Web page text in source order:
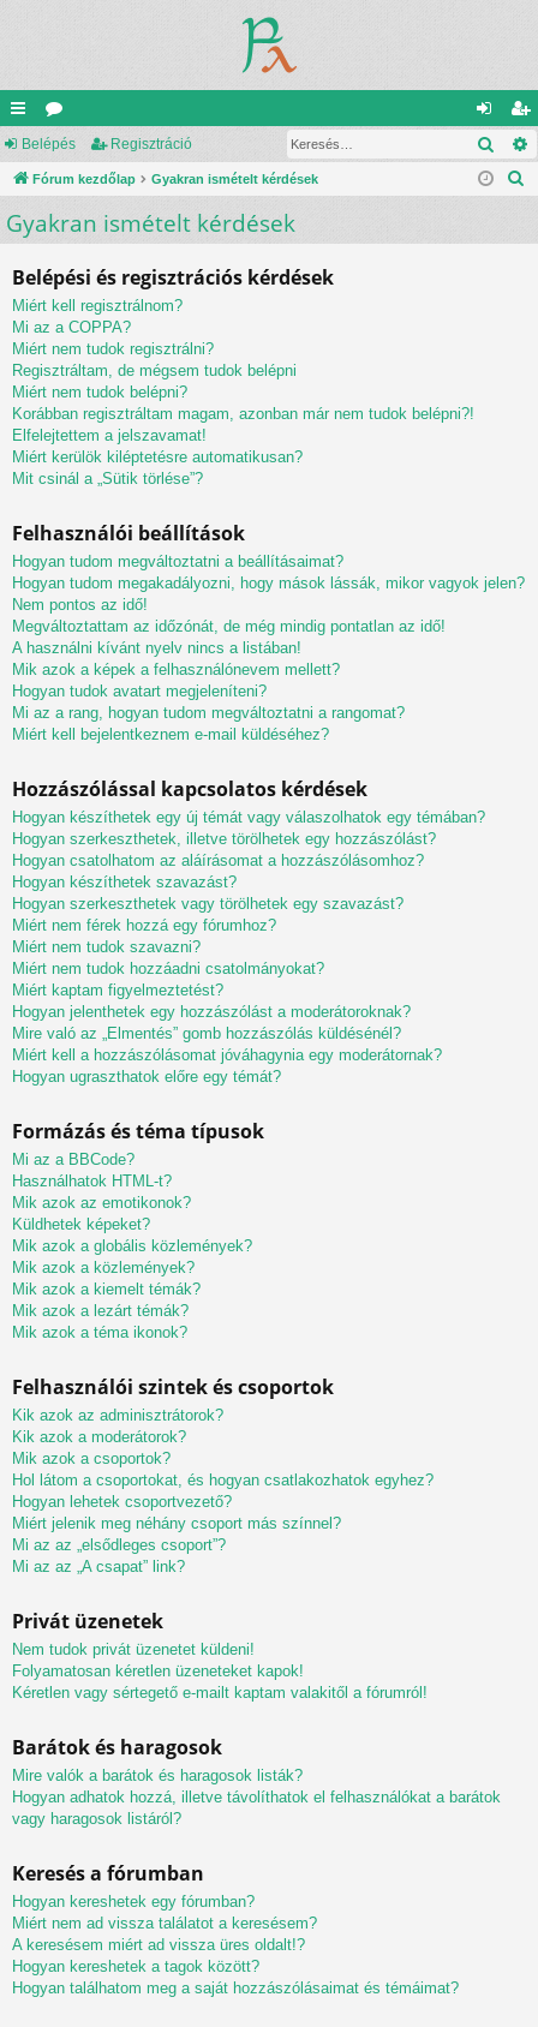
yo
rs
lin
k
ór
u
m
el
ép
eg
is
Belépés Regisztráció
Fórum kezdőlap Gyakran ismételt kérdések
Gyakran ismételt kérdések
Belépési és regisztrációs kérdések
Miért kell regisztrálnom?
Mi az a COPPA?
Miért nem tudok regisztrálni?
Regisztráltam, de mégsem tudok belépni
Miért nem tudok belépni?
Korábban regisztráltam magam, azonban már nem tudok belépni?!
Elfelejtettem a jelszavamat!
Miért kerülök kiléptetésre automatikusan?
Mit csinál a „Sütik törlése”?
Felhasználói beállítások
Hogyan tudom megváltoztatni a beállításaimat?
Hogyan tudom megakadályozni, hogy mások lássák, mikor vagyok jelen?
Nem pontos az idő!
Megváltoztattam az időzónát, de még mindig pontatlan az idő!
A használni kívánt nyelv nincs a listában!
Mik azok a képek a felhasználónevem mellett?
Hogyan tudok avatart megjeleníteni?
Mi az a rang, hogyan tudom megváltoztatni a rangomat?
Miért kell bejelentkeznem e-mail küldéséhez?
Hozzászólással kapcsolatos kérdések
Hogyan készíthetek egy új témát vagy válaszolhatok egy témában?
Hogyan szerkeszthetek, illetve törölhetek egy hozzászólást?
Hogyan csatolhatom az aláírásomat a hozzászólásomhoz?
Hogyan készíthetek szavazást?
Hogyan szerkeszthetek vagy törölhetek egy szavazást?
Miért nem férek hozzá egy fórumhoz?
Miért nem tudok szavazni?
Miért nem tudok hozzáadni csatolmányokat?
Miért kaptam figyelmeztetést?
Hogyan jelenthetek egy hozzászólást a moderátoroknak?
Mire való az „Elmentés” gomb hozzászólás küldésénél?
Miért kell a hozzászólásomat jóváhagynia egy moderátornak?
Hogyan ugraszthatok előre egy témát?
Formázás és téma típusok
Mi az a BBCode?
Használhatok HTML-t?
Mik azok az emotikonok?
Küldhetek képeket?
Mik azok a globális közlemények?
Mik azok a közlemények?
Mik azok a kiemelt témák?
Mik azok a lezárt témák?
Mik azok a téma ikonok?
Felhasználói szintek és csoportok
Kik azok az adminisztrátorok?
Kik azok a moderátorok?
Mik azok a csoportok?
Hol látom a csoportokat, és hogyan csatlakozhatok egyhez?
Hogyan lehetek csoportvezető?
Miért jelenik meg néhány csoport más színnel?
Mi az az „elsődleges csoport”?
Mi az az „A csapat” link?
Privát üzenetek
Nem tudok privát üzenetet küldeni!
Folyamatosan kéretlen üzeneteket kapok!
Kéretlen vagy sértegető e-mailt kaptam valakitől a fórumról!
Barátok és haragosok
Mire valók a barátok és haragosok listák?
Hogyan adhatok hozzá, illetve távolíthatok el felhasználókat a barátok
vagy haragosok listáról?
Keresés a fórumban
Hogyan kereshetek egy fórumban?
Miért nem ad vissza találatot a keresésem?
A keresésem miért ad vissza üres oldalt!?
Hogyan kereshetek a tagok között?
Hogyan találhatom meg a saját hozzászólásaimat és témáimat?